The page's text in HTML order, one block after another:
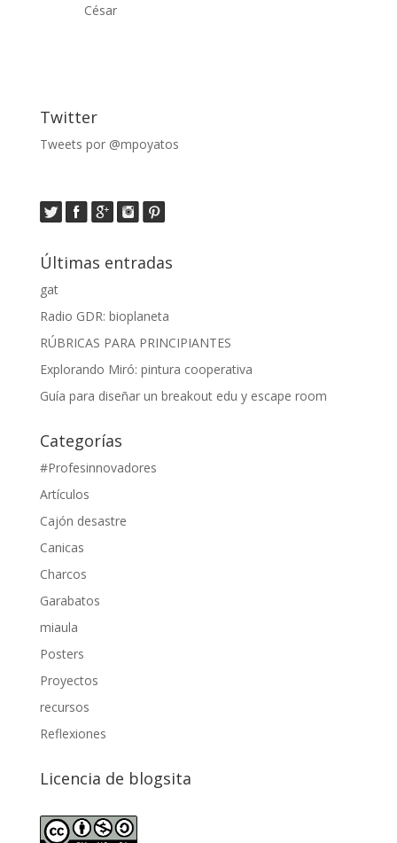
César
Twitter
Tweets por @mpoyatos
Últimas entradas
gat
Radio GDR: bioplaneta
RÚBRICAS PARA PRINCIPIANTES
Explorando Miró: pintura cooperativa
Guía para diseñar un breakout edu y escape room
Categorías
#Profesinnovadores
Artículos
Cajón desastre
Canicas
Charcos
Garabatos
miaula
Posters
Proyectos
recursos
Reflexiones
Licencia de blogsita